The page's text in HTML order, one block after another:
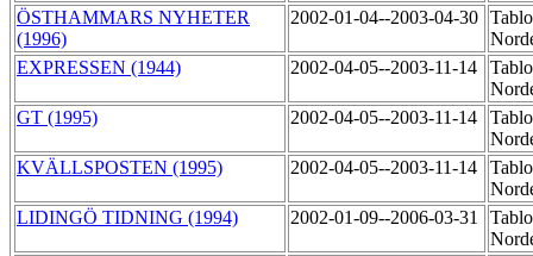
ÖSTHAMMARS NYHETER
(1996)
2002-01-04--2003-04-30
EXPRESSEN (1944)
2002-04-05--2003-11-14
GT (1995)
2002-04-05--2003-11-14
KVÄLLSPOSTEN (1995)
2002-04-05--2003-11-14
LIDINGÖ TIDNING (1994)
2002-01-09--2006-03-31